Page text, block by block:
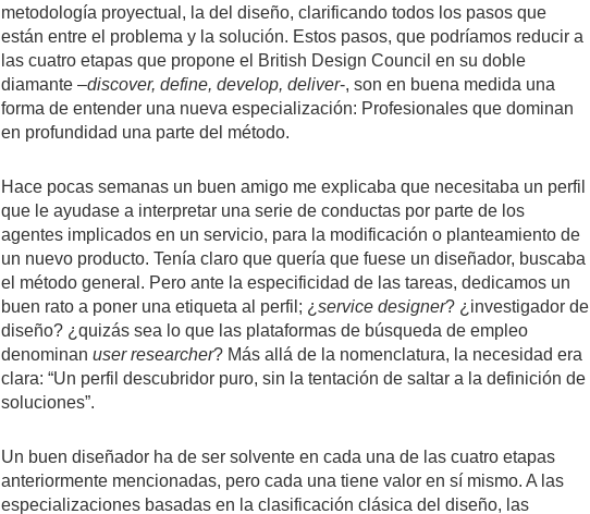
metodología proyectual, la del diseño, clarificando todos los pasos que
están entre el problema y la solución. Estos pasos, que podríamos reducir a
las cuatro etapas que propone el British Design Council en su doble
diamante –discover, define, develop, deliver-, son en buena medida una
forma de entender una nueva especialización: Profesionales que dominan
en profundidad una parte del método.
Hace pocas semanas un buen amigo me explicaba que necesitaba un perfil
que le ayudase a interpretar una serie de conductas por parte de los
agentes implicados en un servicio, para la modificación o planteamiento de
un nuevo producto. Tenía claro que quería que fuese un diseñador, buscaba
el método general. Pero ante la especificidad de las tareas, dedicamos un
buen rato a poner una etiqueta al perfil; ¿service designer? ¿investigador de
diseño? ¿quizás sea lo que las plataformas de búsqueda de empleo
denominan user researcher? Más allá de la nomenclatura, la necesidad era
clara: “Un perfil descubridor puro, sin la tentación de saltar a la definición de
soluciones”.
Un buen diseñador ha de ser solvente en cada una de las cuatro etapas
anteriormente mencionadas, pero cada una tiene valor en sí mismo. A las
especializaciones basadas en la clasificación clásica del diseño, las